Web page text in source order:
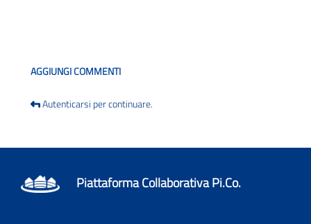
AGGIUNGI COMMENTI
Autenticarsi per continuare.
Piattaforma Collaborativa Pi.Co.